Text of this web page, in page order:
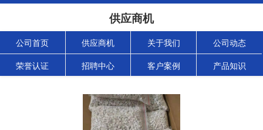
供应商机
公司首页 供应商机 关于我们 公司动态
荣誉认证 招聘中心 客户案例 产品知识